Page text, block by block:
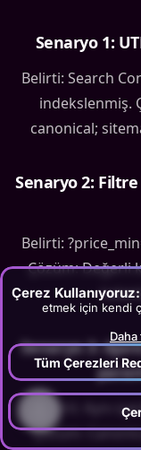
Çerez Kullanıyoruz:
etmek için kendi
Tüm Çerezleri
Senaryo 1:
Belirti: Search
indekslenmiş.
canonical;
Senaryo 2:
Belirti:
Çözüm: Değerli
Senaryo 3:
Belirti: Aynı
Çözüm: